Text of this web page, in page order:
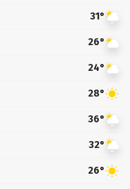
31°
26°
24°
28°
36°
32°
26°